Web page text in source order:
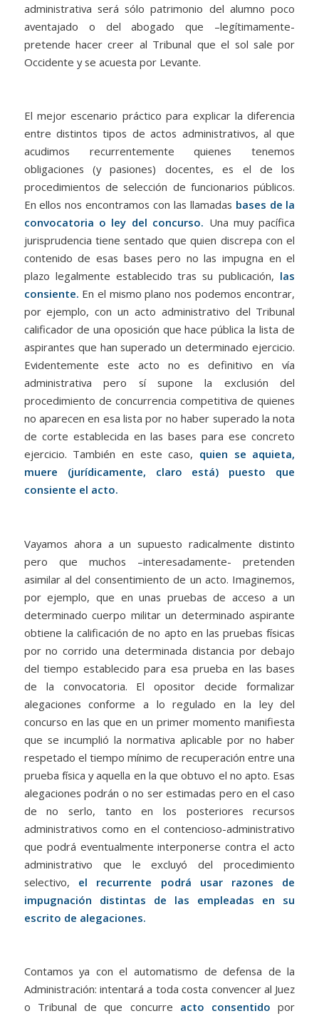
administrativa será sólo patrimonio del alumno poco
aventajado o del abogado que –legítimamente-
pretende hacer creer al Tribunal que el sol sale por
Occidente y se acuesta por Levante.
El mejor escenario práctico para explicar la diferencia
entre distintos tipos de actos administrativos, al que
acudimos recurrentemente quienes tenemos
obligaciones (y pasiones) docentes, es el de los
procedimientos de selección de funcionarios públicos.
En ellos nos encontramos con las llamadas bases de la
convocatoria o ley del concurso. Una muy pacífica
jurisprudencia tiene sentado que quien discrepa con el
contenido de esas bases pero no las impugna en el
plazo legalmente establecido tras su publicación, las
consiente. En el mismo plano nos podemos encontrar,
por ejemplo, con un acto administrativo del Tribunal
calificador de una oposición que hace pública la lista de
aspirantes que han superado un determinado ejercicio.
Evidentemente este acto no es definitivo en vía
administrativa pero sí supone la exclusión del
procedimiento de concurrencia competitiva de quienes
no aparecen en esa lista por no haber superado la nota
de corte establecida en las bases para ese concreto
ejercicio. También en este caso, quien se aquieta,
muere (jurídicamente, claro está) puesto que
consiente el acto.
Vayamos ahora a un supuesto radicalmente distinto
pero que muchos –interesadamente- pretenden
asimilar al del consentimiento de un acto. Imaginemos,
por ejemplo, que en unas pruebas de acceso a un
determinado cuerpo militar un determinado aspirante
obtiene la calificación de no apto en las pruebas físicas
por no corrido una determinada distancia por debajo
del tiempo establecido para esa prueba en las bases
de la convocatoria. El opositor decide formalizar
alegaciones conforme a lo regulado en la ley del
concurso en las que en un primer momento manifiesta
que se incumplió la normativa aplicable por no haber
respetado el tiempo mínimo de recuperación entre una
prueba física y aquella en la que obtuvo el no apto. Esas
alegaciones podrán o no ser estimadas pero en el caso
de no serlo, tanto en los posteriores recursos
administrativos como en el contencioso-administrativo
que podrá eventualmente interponerse contra el acto
administrativo que le excluyó del procedimiento
selectivo, el recurrente podrá usar razones de
impugnación distintas de las empleadas en su
escrito de alegaciones.
Contamos ya con el automatismo de defensa de la
Administración: intentará a toda costa convencer al Juez
o Tribunal de que concurre acto consentido por